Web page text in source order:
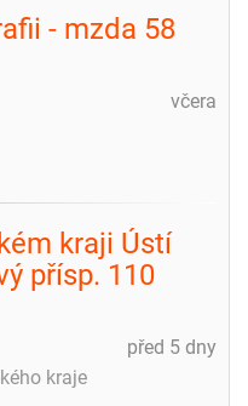
- mzda 58
včera
kraji Ústí
přísp. 110
před 5 dny
kraje